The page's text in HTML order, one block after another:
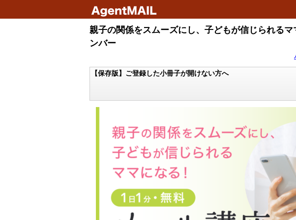
親子の関係をスムーズにし、子どもが信じられ
ンバー
【保存版】ご登録した小冊子が開けない方へ